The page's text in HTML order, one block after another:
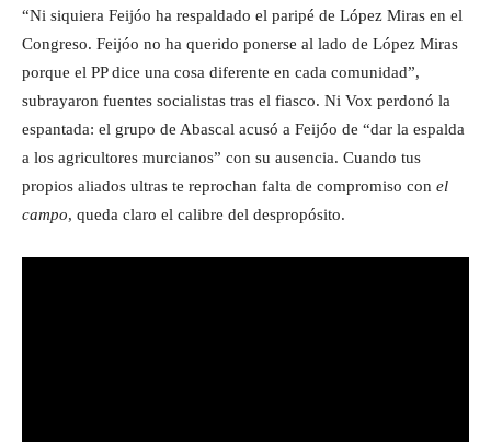
“Ni siquiera Feijóo ha respaldado el paripé de López Miras en el
Congreso. Feijóo no ha querido ponerse al lado de López Miras
porque el PP dice una cosa diferente en cada comunidad”,
subrayaron fuentes socialistas tras el fiasco. Ni Vox perdonó la
espantada: el grupo de Abascal acusó a Feijóo de “dar la espalda
a los agricultores murcianos” con su ausencia. Cuando tus
propios aliados ultras te reprochan falta de compromiso con el
campo, queda claro el calibre del despropósito.